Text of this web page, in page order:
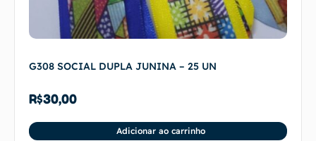
G308 SOCIAL DUPLA JUNINA – 25 UN
R$30,00
Adicionar ao carrinho